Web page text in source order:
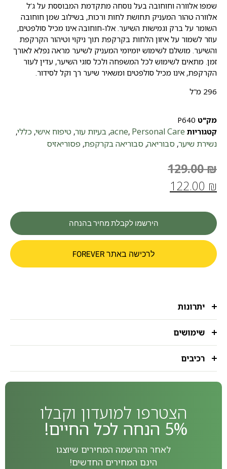
שמפו אלוורה וחוחובה בעל נוסחה מתקדמת המבוססת על ג’ל
אלוורה טהור המעניק תחושת לחות ורכות, בשילוב שמן חוחובה
השומר על ברק וגמישות השיער. אלו-חוחובה אינו מכיל סולפטים,
עוזר לשמור על איזון הלחות בקרקפת תוך ניקוי וטיהור הקרקפת
והשיער. מושלם לשימוש יומיומי המעניק לשיער מראה נפלא לאורך
זמן. מתאים לשימוש לכל המשפחה ולכל סוגי השיער, עדין לעור
הקרקפת, אינו מכיל סולפטים ומשאיר שיער רך וקל לסידור.
296 מ”ל
מק"ט P640
קטגוריות
acne, Personal Care
, בעיות עור, טיפוח אישי, כללי,
נשירת שיער, סבוריאה, סבוריאה בקרקפת, פסוריאזיס
129.00₪
122.00 ₪
הירשמו לקבלת מחיר בהנחה
לרכישה באתר FOREVER
יתרונות
שימושים
רכיבים
הצטרפו למועדון וקבלו
5% הנחה לכל החיים!
לאחר ההרשמה המחירים שיוצגו
הינם המחירים החדשים!